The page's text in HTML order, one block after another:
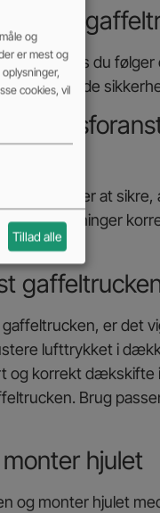
på min
hvis du
anbefalede
inkluderer at
løfteanordninger
er det
lufttrykket i
og korrekt
Brug
hjulet
og monter hjulet
og
er mest og
cookies, vil
Tillad alle